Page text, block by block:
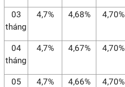
03
tháng
4,7% 4,68% 4,70%
04
tháng
4,7% 4,67% 4,70%
05
4,7% 4,66% 4,70%